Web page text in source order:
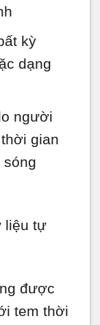
kỳ
dạng
người
gian
sóng
liệu tự
được
tem thời